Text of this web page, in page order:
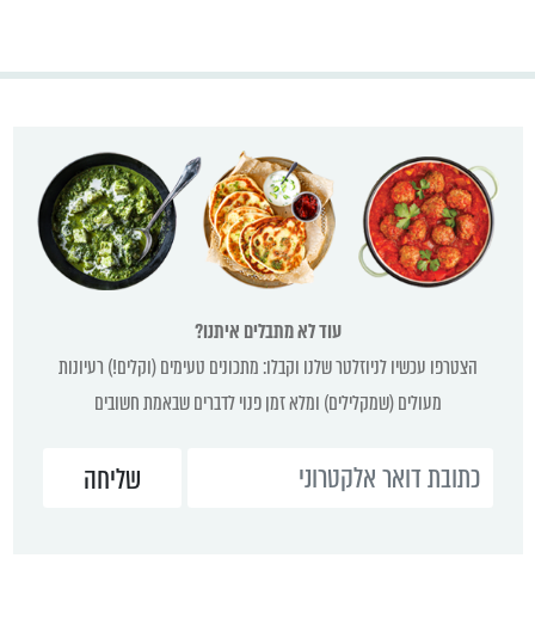
עוד לא מתבלים איתנו?
הצטרפו עכשיו לניוזלטר שלנו וקבלו: מתכונים טעימים (וקלים!) רעיונות
מעולים (שמקלילים) ומלא זמן פנוי לדברים שבאמת חשובים